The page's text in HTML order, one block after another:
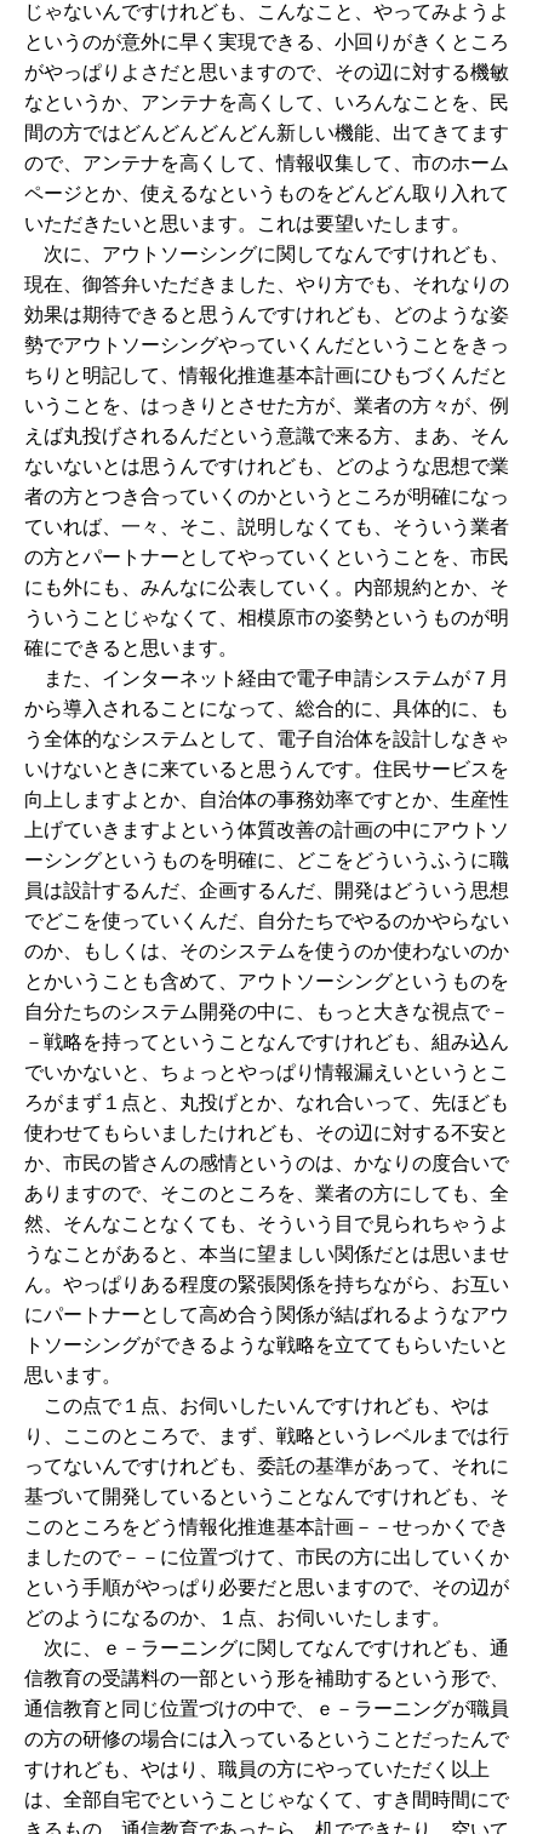
じゃないんですけれども、こんなこと、やってみようよ
というのが意外に早く実現できる、小回りがきくところ
がやっぱりよさだと思いますので、その辺に対する機敏
なというか、アンテナを高くして、いろんなことを、民
間の方ではどんどんどんどん新しい機能、出てきてます
ので、アンテナを高くして、情報収集して、市のホーム
ページとか、使えるなというものをどんどん取り入れて
いただきたいと思います。これは要望いたします。
次に、アウトソーシングに関してなんですけれども、
現在、御答弁いただきました、やり方でも、それなりの
効果は期待できると思うんですけれども、どのような姿
勢でアウトソーシングやっていくんだということをきっ
ちりと明記して、情報化推進基本計画にひもづくんだと
いうことを、はっきりとさせた方が、業者の方々が、例
えば丸投げされるんだという意識で来る方、まあ、そん
ないないとは思うんですけれども、どのような思想で業
者の方とつき合っていくのかというところが明確になっ
ていれば、一々、そこ、説明しなくても、そういう業者
の方とパートナーとしてやっていくということを、市民
にも外にも、みんなに公表していく。内部規約とか、そ
ういうことじゃなくて、相模原市の姿勢というものが明
確にできると思います。
また、インターネット経由で電子申請システムが７月
から導入されることになって、総合的に、具体的に、も
う全体的なシステムとして、電子自治体を設計しなきゃ
いけないときに来ていると思うんです。住民サービスを
向上しますよとか、自治体の事務効率ですとか、生産性
上げていきますよという体質改善の計画の中にアウトソ
ーシングというものを明確に、どこをどういうふうに職
員は設計するんだ、企画するんだ、開発はどういう思想
でどこを使っていくんだ、自分たちでやるのかやらない
のか、もしくは、そのシステムを使うのか使わないのか
とかいうことも含めて、アウトソーシングというものを
自分たちのシステム開発の中に、もっと大きな視点で－
－戦略を持ってということなんですけれども、組み込ん
でいかないと、ちょっとやっぱり情報漏えいというとこ
ろがまず１点と、丸投げとか、なれ合いって、先ほども
使わせてもらいましたけれども、その辺に対する不安と
か、市民の皆さんの感情というのは、かなりの度合いで
ありますので、そこのところを、業者の方にしても、全
然、そんなことなくても、そういう目で見られちゃうよ
うなことがあると、本当に望ましい関係だとは思いませ
ん。やっぱりある程度の緊張関係を持ちながら、お互い
にパートナーとして高め合う関係が結ばれるようなアウ
トソーシングができるような戦略を立ててもらいたいと
思います。
この点で１点、お伺いしたいんですけれども、やは
り、ここのところで、まず、戦略というレベルまでは行
ってないんですけれども、委託の基準があって、それに
基づいて開発しているということなんですけれども、そ
このところをどう情報化推進基本計画－－せっかくでき
ましたので－－に位置づけて、市民の方に出していくか
という手順がやっぱり必要だと思いますので、その辺が
どのようになるのか、１点、お伺いいたします。
次に、ｅ－ラーニングに関してなんですけれども、通
信教育の受講料の一部という形を補助するという形で、
通信教育と同じ位置づけの中で、ｅ－ラーニングが職員
の方の研修の場合には入っているということだったんで
すけれども、やはり、職員の方にやっていただく以上
は、全部自宅でということじゃなくて、すき間時間にで